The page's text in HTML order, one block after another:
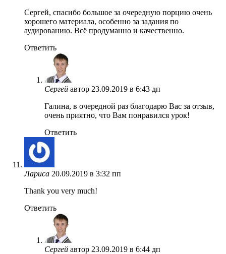
Сергей, спасибо большое за очередную порцию очень
хорошего материала, особенно за задания по
аудированию. Всё продуманно и качественно.
Ответить
Сергей автор 23.09.2019 в 6:43 дп
Галина, в очередной раз благодарю Вас за отзыв,
очень приятно, что Вам понравился урок!
Ответить
Лариса 20.09.2019 в 3:32 пп
Thank you very much!
Ответить
Сергей автор 23.09.2019 в 6:44 дп